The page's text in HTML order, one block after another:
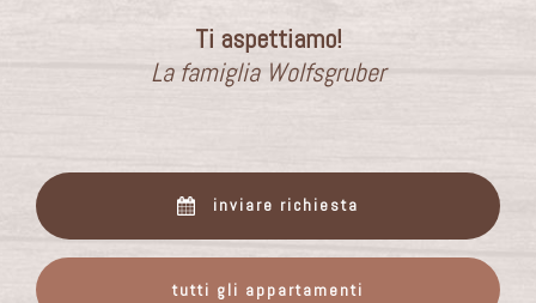
Ti aspettiamo!
La famiglia Wolfsgruber
inviare richiesta
tutti gli appartamenti